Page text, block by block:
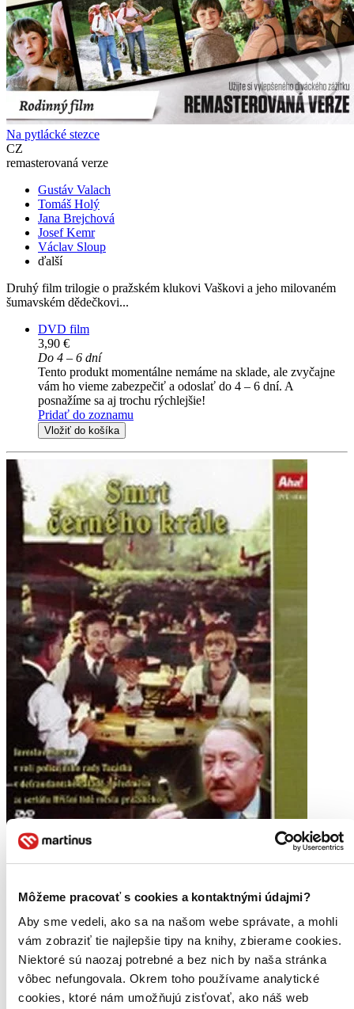
Môžeme pracovať s cookies a kontaktnými údajmi?
Aby sme vedeli, ako sa na našom webe správate, a mohli
vám zobraziť tie najlepšie tipy na knihy, zbierame cookies.
Niektoré sú naozaj potrebné a bez nich by naša stránka
vôbec nefungovala. Okrem toho používame analytické
cookies, ktoré nám umožňujú zisťovať, ako náš web
Na pytlácké stezce
CZ
remasterovaná verze
Gustáv Valach
Tomáš Holý
Jana Brejchová
Josef Kemr
Václav Sloup
ďalší
Druhý film trilogie o pražském klukovi Vaškovi a jeho milovaném
šumavském dědečkovi...
DVD film
3,90 €
Do 4 – 6 dní
Tento produkt momentálne nemáme na sklade, ale zvyčajne
vám ho vieme zabezpečiť a odoslať do 4 – 6 dní. A
posnažíme sa aj trochu rýchlejšie!
Pridať do zoznamu
Vložiť do košíka
Smrt černého krále
CZ
Jaroslav Marvan
Josef Bláha
Josef Vinklář
Vlastimil Brodský
Jana Brejchová